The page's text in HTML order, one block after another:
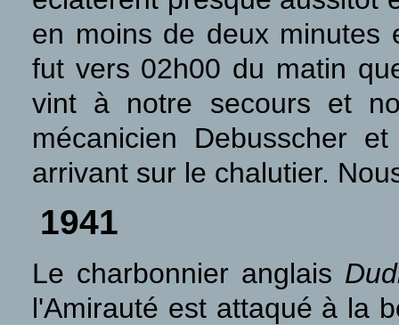
en moins de deux minutes
fut vers 02h00 du matin
vint à notre secours et
mécanicien Debusscher
arrivant sur le chalutier.
1941
Le charbonnier anglais
l'Amirauté est attaqué à la